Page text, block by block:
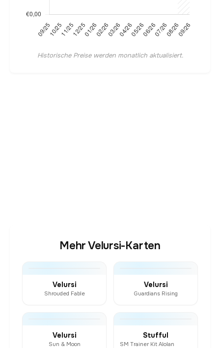
Historische Preise werden monatlich aktualisiert.
Mehr Velursi-Karten
Velursi
Shrouded Fable
Velursi
Guardians Rising
Velursi
Sun & Moon
Stufful
SM Trainer Kit Alolan